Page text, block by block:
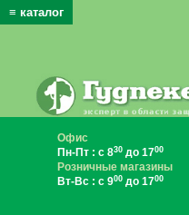
x
≡ каталог
Офис
Пн-Пт : с 830 до 1700
Розничные магазины
Вт-Вс : с 900 до 1700